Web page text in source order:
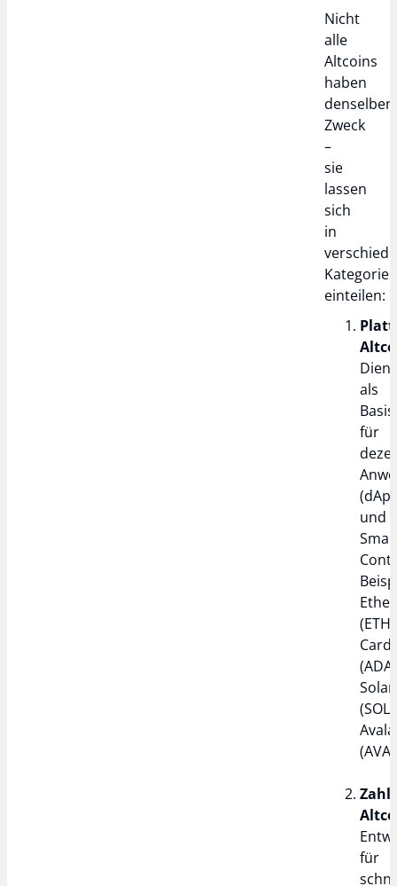
Nicht
alle
Altcoins
haben
denselben
Zweck
–
sie
lassen
sich
in
einteilen:
als
Basis
für
und
für